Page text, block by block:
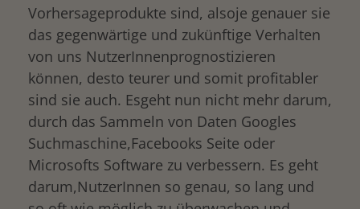
Vorhersageprodukte sind, alsoje genauer sie
das gegenwärtige und zukünftige Verhalten
von uns NutzerInnenprognostizieren
können, desto teurer und somit profitabler
sind sie auch. Esgeht nun nicht mehr darum,
durch das Sammeln von Daten Googles
Suchmaschine,Facebooks Seite oder
Microsofts Software zu verbessern. Es geht
darum,NutzerInnen so genau, so lang und